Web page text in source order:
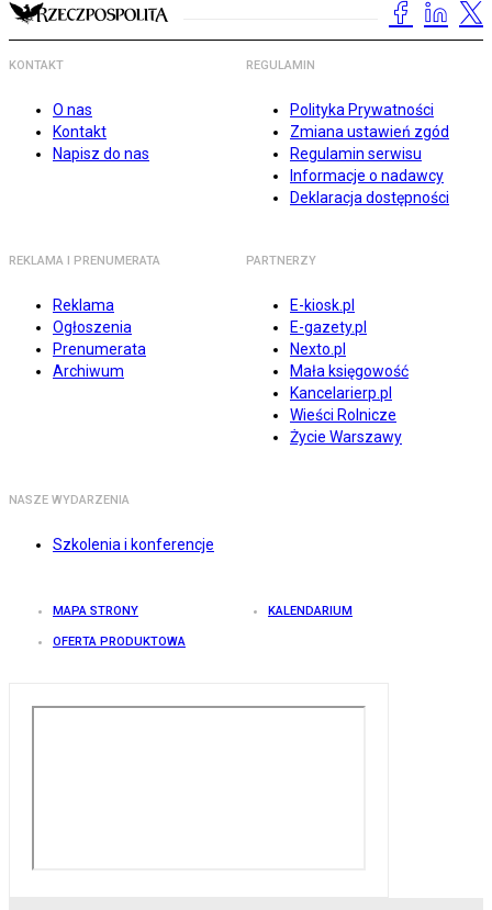
KONTAKT
O nas
Kontakt
Napisz do nas
REGULAMIN
Polityka Prywatności
Zmiana ustawień zgód
Regulamin serwisu
Informacje o nadawcy
Deklaracja dostępności
REKLAMA I PRENUMERATA
Reklama
Ogłoszenia
Prenumerata
Archiwum
PARTNERZY
E-kiosk.pl
E-gazety.pl
Nexto.pl
Mała księgowość
Kancelarierp.pl
Wieści Rolnicze
Życie Warszawy
NASZE WYDARZENIA
Szkolenia i konferencje
MAPA STRONY KALENDARIUM
OFERTA PRODUKTOWA